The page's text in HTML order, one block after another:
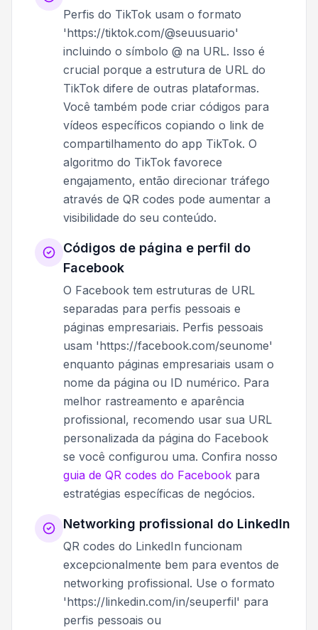
Perfis do TikTok usam o formato
'https://tiktok.com/@seuusuario'
incluindo o símbolo @ na URL. Isso é
crucial porque a estrutura de URL do
TikTok difere de outras plataformas.
Você também pode criar códigos para
vídeos específicos copiando o link de
compartilhamento do app TikTok. O
algoritmo do TikTok favorece
engajamento, então direcionar tráfego
através de QR codes pode aumentar a
visibilidade do seu conteúdo.
Códigos de página e perfil do
Facebook
O Facebook tem estruturas de URL
separadas para perfis pessoais e
páginas empresariais. Perfis pessoais
usam 'https://facebook.com/seunome'
enquanto páginas empresariais usam o
nome da página ou ID numérico. Para
melhor rastreamento e aparência
profissional, recomendo usar sua URL
personalizada da página do Facebook
se você configurou uma. Confira nosso
guia de QR codes do Facebook para
estratégias específicas de negócios.
Networking profissional do LinkedIn
QR codes do LinkedIn funcionam
excepcionalmente bem para eventos de
networking profissional. Use o formato
'https://linkedin.com/in/seuperfil' para
perfis pessoais ou